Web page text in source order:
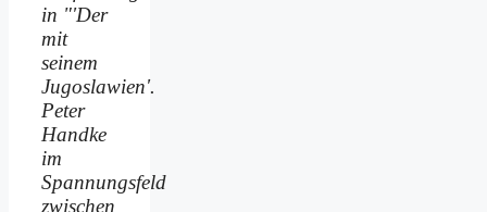
in "'Der
mit
seinem
Jugoslawien'.
Peter
Handke
im
Spannungsfeld
zwischen